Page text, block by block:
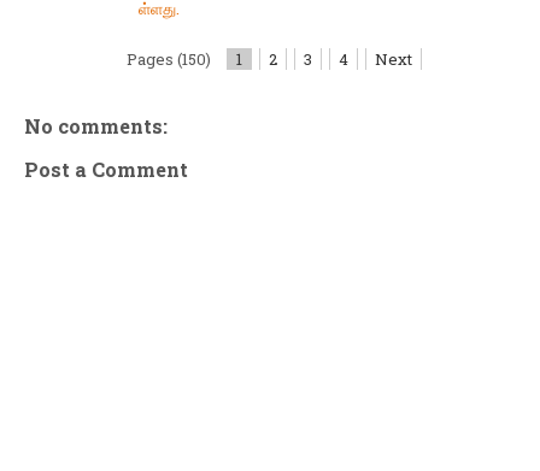
ள்ளது.
Pages (150) 1 2 3 4 Next
No comments:
Post a Comment